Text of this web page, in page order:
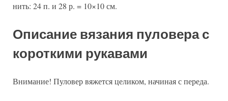
нить: 24 п. и 28 р. = 10×10 см.
Описание вязания пуловера с
короткими рукавами
Внимание! Пуловер вяжется целиком, начиная с переда.